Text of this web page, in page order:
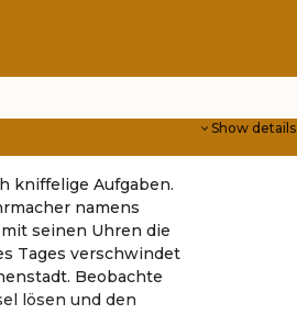
Show details
kniffelige Aufgaben.
namens
seinen Uhren die
Tages verschwindet
Beobachte
lösen und den